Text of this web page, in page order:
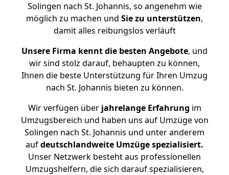
Solingen nach St. Johannis, so angenehm wie
möglich zu machen und Sie zu unterstützen,
damit alles reibungslos verläuft
Unsere Firma kennt die besten Angebote, und
wir sind stolz darauf, behaupten zu können,
Ihnen die beste Unterstützung für Ihren Umzug
nach St. Johannis bieten zu können.
Wir verfügen überjahrelange Erfahrung im
Umzugsbereich und haben uns auf Umzüge von
Solingen nach St. Johannis und unter anderem
aufdeutschlandweite Umzüge spezialisiert.
Unser Netzwerk besteht aus professionellen
Umzugshelfern, die sich darauf spezialisieren,